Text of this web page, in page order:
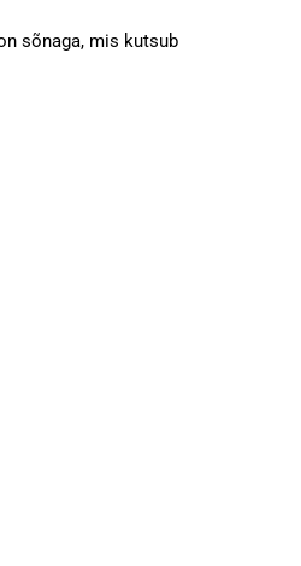
sõnaga, mis kutsub